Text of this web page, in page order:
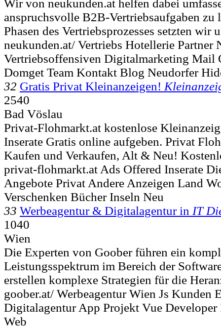
Wir von neukunden.at helfen dabei
anspruchsvolle B2B-Vertriebsaufgaben zu
Phasen des Vertriebsprozesses setzten wir
neukunden.at/ Vertriebs Hotellerie Partner
Vertriebsoffensiven Digitalmarketing Mail
Domget Team Kontakt Blog Neudorfer
32 Gratis Privat Kleinanzeigen!
2540
Bad Vöslau
Privat-Flohmarkt.at kostenlose
Inserate Gratis online aufgeben. Privat
Kaufen und Verkaufen, Alt & Neu!
privat-flohmarkt.at Ads Offered Inserate
Angebote Privat Andere Anzeigen Land
Verschenken Bücher Inseln Neu
33 Werbeagentur & Digitalagentur in IT
1040
Wien
Die Experten von Goober führen ein
Leistungsspektrum im Bereich der
erstellen komplexe Strategien für die
goober.at/ Werbeagentur Wien Js Kunden
Digitalagentur App Projekt Vue Developer
Web